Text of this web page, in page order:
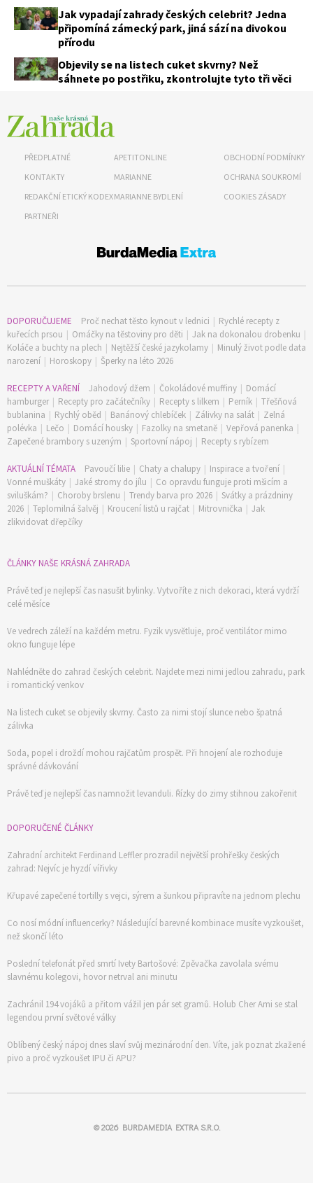
Jak vypadají zahrady českých celebrit? Jedna
připomíná zámecký park, jiná sází na divokou
přírodu
Objevily se na listech cuket skvrny? Než
sáhnete po postřiku, zkontrolujte tyto tři věci
PŘEDPLATNÉ
KONTAKTY
REDAKČNÍ ETICKÝ KODEX
PARTNEŘI
APETITONLINE
MARIANNE
MARIANNE BYDLENÍ
OBCHODNÍ PODMÍNKY
OCHRANA SOUKROMÍ
COOKIES ZÁSADY
DOPORUČUJEME Proč nechat těsto kynout v lednici | Rychlé recepty z
kuřecích prsou | Omáčky na těstoviny pro děti | Jak na dokonalou drobenku |
Koláče a buchty na plech | Nejtěžší české jazykolamy | Minulý život podle data
narození | Horoskopy | Šperky na léto 2026
RECEPTY A VAŘENÍ Jahodový džem | Čokoládové muffiny | Domácí
hamburger | Recepty pro začátečníky | Recepty s lilkem | Perník | Třešňová
bublanina | Rychlý oběd | Banánový chlebíček | Zálivky na salát | Zelná
polévka | Lečo | Domácí housky | Fazolky na smetaně | Vepřová panenka |
Zapečené brambory s uzeným | Sportovní nápoj | Recepty s rybízem
AKTUÁLNÍ TÉMATA Pavoučí lilie | Chaty a chalupy | Inspirace a tvoření |
Vonné muškáty | Jaké stromy do jílu | Co opravdu funguje proti mšicím a
sviluškám? | Choroby brslenu | Trendy barva pro 2026 | Svátky a prázdniny
2026 | Teplomilná šalvěj | Kroucení listů u rajčat | Mitrovnička | Jak
zlikvidovat dřepčíky
ČLÁNKY NAŠE KRÁSNÁ ZAHRADA
Právě teď je nejlepší čas nasušit bylinky. Vytvoříte z nich dekoraci, která vydrží
celé měsíce
Ve vedrech záleží na každém metru. Fyzik vysvětluje, proč ventilátor mimo
okno funguje lépe
Nahlédněte do zahrad českých celebrit. Najdete mezi nimi jedlou zahradu, park
i romantický venkov
Na listech cuket se objevily skvrny. Často za nimi stojí slunce nebo špatná
zálivka
Soda, popel i droždí mohou rajčatům prospět. Při hnojení ale rozhoduje
správné dávkování
Právě teď je nejlepší čas namnožit levanduli. Řízky do zimy stihnou zakořenit
DOPORUČENÉ ČLÁNKY
Zahradní architekt Ferdinand Leffler prozradil největší prohřešky českých
zahrad: Nejvíc je hyzdí vířivky
Křupavé zapečené tortilly s vejci, sýrem a šunkou připravíte na jednom plechu
Co nosí módní influencerky? Následující barevné kombinace musíte vyzkoušet,
než skončí léto
Poslední telefonát před smrtí Ivety Bartošové: Zpěvačka zavolala svému
slavnému kolegovi, hovor netrval ani minutu
Zachránil 194 vojáků a přitom vážil jen pár set gramů. Holub Cher Ami se stal
legendou první světové války
Oblíbený český nápoj dnes slaví svůj mezinárodní den. Víte, jak poznat zkažené
pivo a proč vyzkoušet IPU či APU?
© 2026 BURDAMEDIA EXTRA S.R.O.